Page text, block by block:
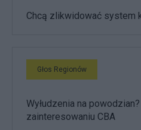
Chcą zlikwidować system
Głos Regionów
Wyłudzenia na
zainteresowaniu CBA